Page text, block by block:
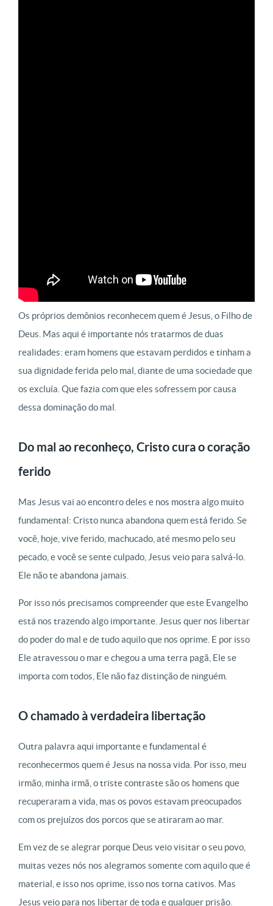
Os próprios demônios reconhecem quem é Jesus, o Filho de
Deus. Mas aqui é importante nós tratarmos de duas
realidades: eram homens que estavam perdidos e tinham a
sua dignidade ferida pelo mal, diante de uma sociedade que
os excluía. Que fazia com que eles sofressem por causa
dessa dominação do mal.
Do mal ao reconheço, Cristo cura o coração
ferido
Mas Jesus vai ao encontro deles e nos mostra algo muito
fundamental: Cristo nunca abandona quem está ferido. Se
você, hoje, vive ferido, machucado, até mesmo pelo seu
pecado, e você se sente culpado, Jesus veio para salvá-lo.
Ele não te abandona jamais.
Por isso nós precisamos compreender que este Evangelho
está nos trazendo algo importante. Jesus quer nos libertar
do poder do mal e de tudo aquilo que nos oprime. E por isso
Ele atravessou o mar e chegou a uma terra pagã, Ele se
importa com todos, Ele não faz distinção de ninguém.
O chamado à verdadeira libertação
Outra palavra aqui importante e fundamental é
reconhecermos quem é Jesus na nossa vida. Por isso, meu
irmão, minha irmã, o triste contraste são os homens que
recuperaram a vida, mas os povos estavam preocupados
com os prejuízos dos porcos que se atiraram ao mar.
Em vez de se alegrar porque Deus veio visitar o seu povo,
muitas vezes nós nos alegramos somente com aquilo que é
material, e isso nos oprime, isso nos torna cativos. Mas
Jesus veio para nos libertar de toda e qualquer prisão.